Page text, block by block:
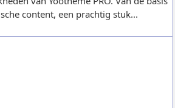
content, een prachtig stuk...